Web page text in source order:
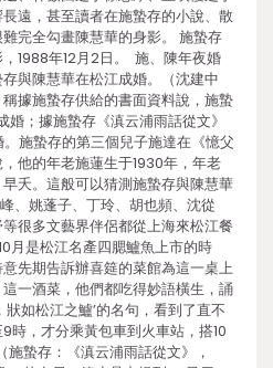
遠，甚至讀者在施蟄存的小說、散
完全勾畫陳慧華的身影。 施蟄存
1988年12月2日。 施、陳年夜婚
與陳慧華在松江成婚。（沈建中
據施蟄存供給的書面資料說，施蟄
；據施蟄存《滇云浦雨話從文》
施蟄存的第三個兒子施達在《憶父
他的年老施蓮生于1930年，年老
夭。這般可以猜測施蟄存與陳慧華
、姚蓬子、丁玲、胡也頻、沈從
很多文藝界伴侶都從上海來松江餐
月是松江名產四腮鱸魚上市的時
先期告訴辦喜筵的菜館為這一桌上
一酒菜，他們都吃得妙語橫生，誦
如松江之鱸’的名句，看到了直不
時，才分乘黃包車到火車站，搭10
蟄存：《滇云浦雨話從文》，